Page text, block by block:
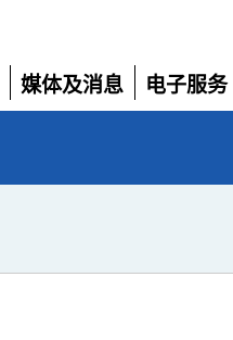
媒体及消息
展
电子服务
展